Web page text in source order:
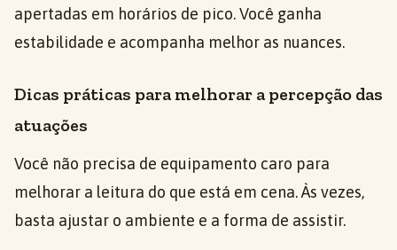
apertadas em horários de pico. Você ganha
estabilidade e acompanha melhor as nuances.
Dicas práticas para melhorar a percepção das
atuações
Você não precisa de equipamento caro para
melhorar a leitura do que está em cena. Às vezes,
basta ajustar o ambiente e a forma de assistir.